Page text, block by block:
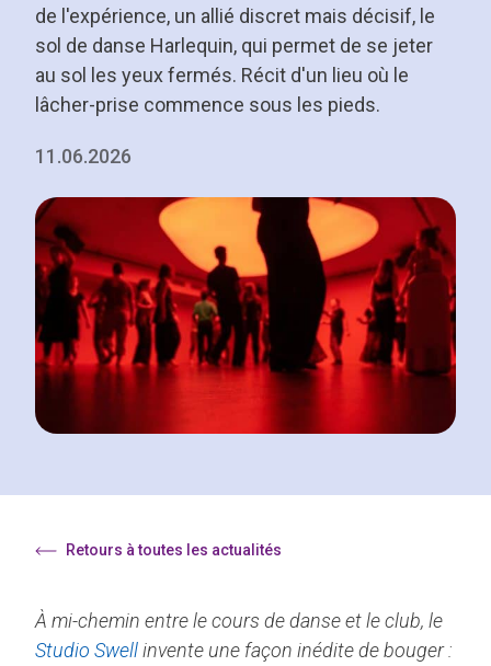
de l'expérience, un allié discret mais décisif, le
sol de danse Harlequin, qui permet de se jeter
au sol les yeux fermés. Récit d'un lieu où le
lâcher-prise commence sous les pieds.
11.06.2026
Retours à toutes les actualités
À mi-chemin entre le cours de danse et le club, le
Studio Swellinvente une façon inédite de bouger :